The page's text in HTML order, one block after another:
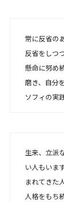
常に反省の
反省をしつ
懸命に努め
磨き、自分
ソフィの実
生来、立派
い人もいま
まれてきた
人格をもち